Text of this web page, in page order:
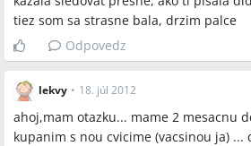
tiez som sa strasne bala, drzim palce
Odpovedz
lekvy • 18. júl 2012
ahoj,mam otazku... mame 2 mesacnu
kupanim s nou cvicime (vacsinou ja) ...